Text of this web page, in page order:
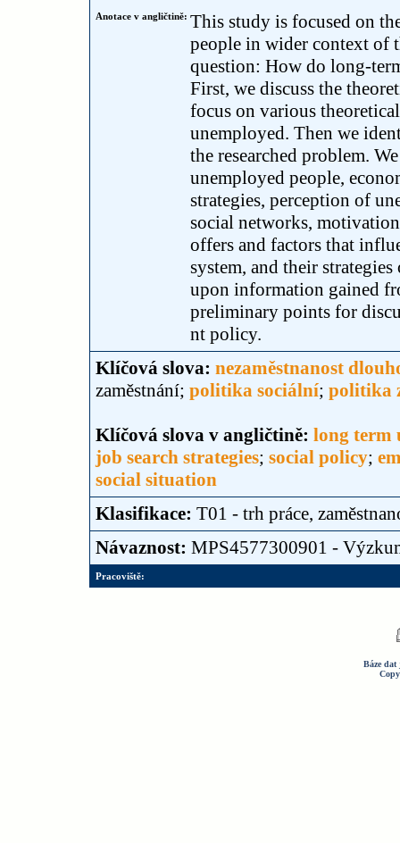
Anotace v angličtině: This study is focused on
people in wider context of
question: How do long-
First, we discuss the
focus on various
unemployed. Then we
the researched problem.
unemployed people,
strategies, perception of
social networks,
offers and factors that
system, and their
upon information gained
preliminary points for
nt policy.
Klíčová slova: nezaměstnanost
zaměstnání; politika sociální; politika
Klíčová slova v angličtině: long term
job search strategies; social policy;
social situation
Klasifikace: T01 - trh práce,
Návaznost: MPS4577300901 -
Pracoviště:
Báze dat